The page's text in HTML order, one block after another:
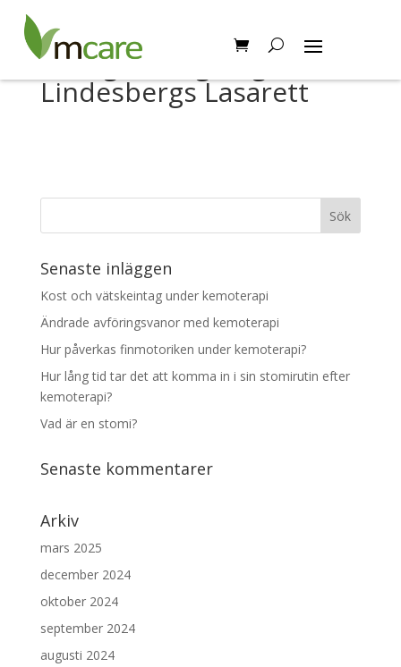
Kirurgmottagningen –
Lindesbergs Lasarett
Senaste inläggen
Kost och vätskeintag under kemoterapi
Ändrade avföringsvanor med kemoterapi
Hur påverkas finmotoriken under kemoterapi?
Hur lång tid tar det att komma in i sin stomirutin efter
kemoterapi?
Vad är en stomi?
Senaste kommentarer
Arkiv
mars 2025
december 2024
oktober 2024
september 2024
augusti 2024